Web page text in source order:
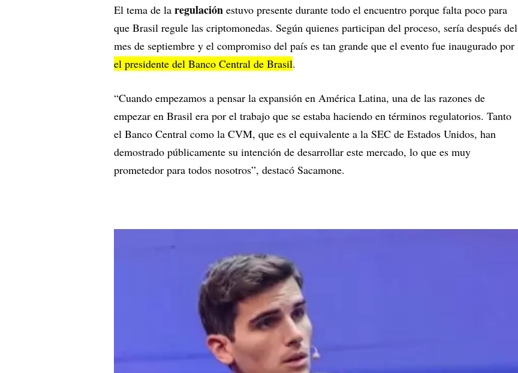
El tema de la regulación estuvo presente durante todo el encuentro porque falta poco para
que Brasil regule las criptomonedas. Según quienes participan del proceso, sería después del
mes de septiembre y el compromiso del país es tan grande que el evento fue inaugurado por
el presidente del Banco Central de Brasil.
“Cuando empezamos a pensar la expansión en América Latina, una de las razones de
empezar en Brasil era por el trabajo que se estaba haciendo en términos regulatorios. Tanto
el Banco Central como la CVM, que es el equivalente a la SEC de Estados Unidos, han
demostrado públicamente su intención de desarrollar este mercado, lo que es muy
prometedor para todos nosotros”, destacó Sacamone.